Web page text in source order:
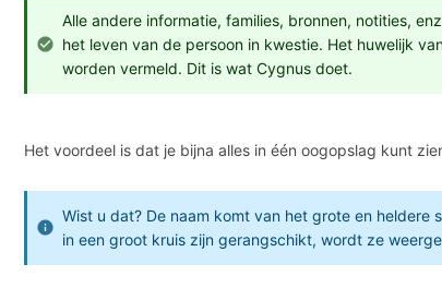
Alle andere informatie, families, bronnen, notities,
het leven van de persoon in kwestie. Het huwelijk
worden vermeld. Dit is wat Cygnus doet.
Het voordeel is dat je bijna alles in één oogopslag kunt
Wist u dat? De naam komt van het grote en heldere
in een groot kruis zijn gerangschikt, wordt ze